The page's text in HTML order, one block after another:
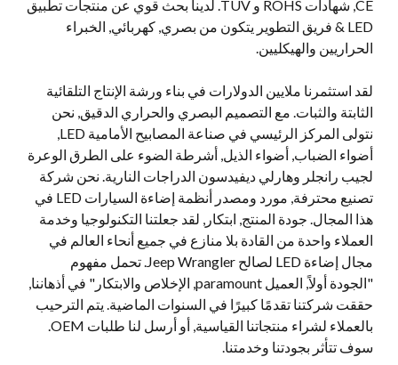
CE, شهادات ROHS و TUV. لدينا بحث قوي عن منتجات تطبيق
LED & فريق التطوير يتكون من بصري, كهربائي, الخبراء
الحراريين والهيكليين.
لقد استثمرنا ملايين الدولارات في بناء ورشة الإنتاج التلقائية
الثابتة والثبات. مع التصميم البصري والحراري الدقيق, نحن
نتولى المركز الرئيسي في صناعة المصابيح الأمامية LED,
أضواء الضباب, أضواء الذيل, أشرطة الضوء على الطرق الوعرة
لجيب رانجلر وهارلي ديفيدسون الدراجات النارية. نحن شركة
تصنيع محترفة, مورد ومصدر أنظمة إضاءة السيارات LED في
هذا المجال. جودة المنتج, ابتكار, لقد جعلتنا التكنولوجيا وخدمة
العملاء واحدة من القادة بلا منازع في جميع أنحاء العالم في
مجال إضاءة LED لصالح Jeep Wrangler. تحمل مفهوم
"الجودة أولاً, العميل paramount, الإخلاص والابتكار" في أذهاننا,
حققت شركتنا تقدمًا كبيرًا في السنوات الماضية. يتم الترحيب
بالعملاء لشراء منتجاتنا القياسية, أو أرسل لنا طلبات OEM.
سوف تتأثر بجودتنا وخدمتنا.